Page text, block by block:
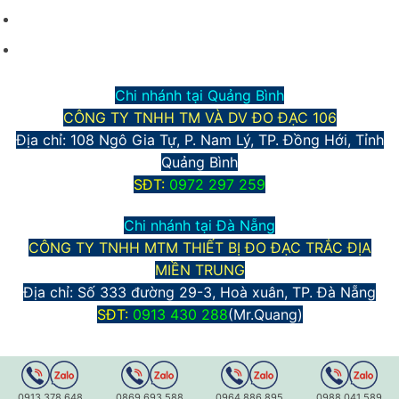
Chi nhánh tại Quảng Bình
CÔNG TY TNHH TM VÀ DV ĐO ĐẠC 106
Địa chỉ: 108 Ngô Gia Tự, P. Nam Lý, TP. Đồng Hới, Tỉnh
Quảng Bình
SĐT: 0972 297 259
Chi nhánh tại Đà Nẵng
CÔNG TY TNHH MTM THIẾT BỊ ĐO ĐẠC TRẮC ĐỊA
MIỀN TRUNG
Địa chỉ: Số 333 đường 29-3, Hoà xuân, TP. Đà Nẵng
SĐT: 0913 430 288(Mr.Quang)